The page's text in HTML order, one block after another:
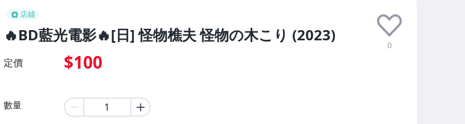
店鋪
🔥BD藍光電影🔥[日] 怪物樵夫 怪物の木こり (2023)
0
定價 $100
數量